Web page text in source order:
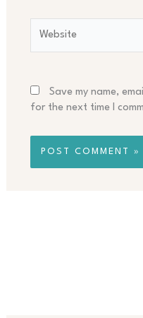
Save my name,
for the next time I